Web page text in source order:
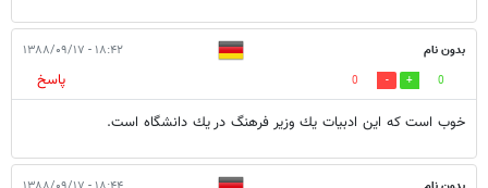
بدون نام ۱۸:۴۲ - ۱۳۸۸/۰۹/۱۷
0
0
پاسخ
خوب است كه اين ادبيات يك وزير فرهنگ در يك دانشگاه است.